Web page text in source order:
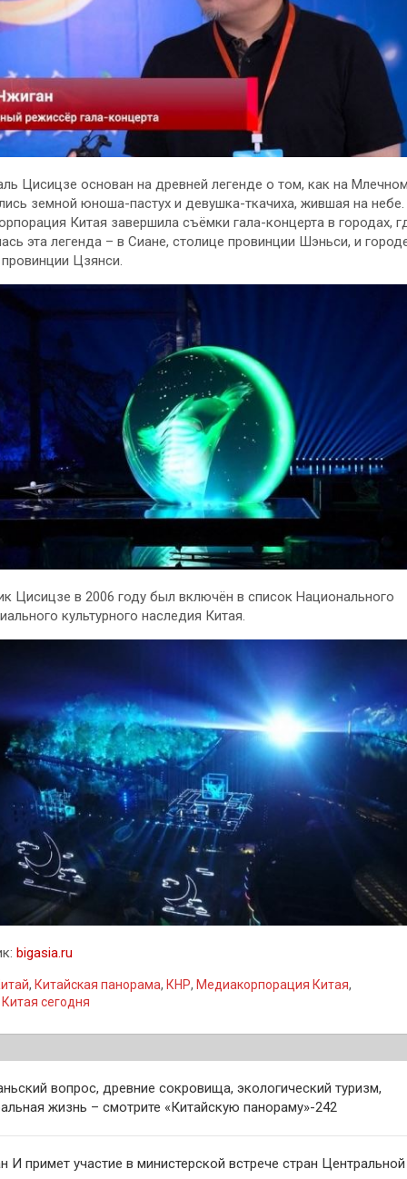
Цисицзе основан на древней легенде о том, как на
земной юноша-пастух и девушка-ткачиха, жившая на небе.
Китая завершила съёмки гала-концерта в городах,
эта легенда – в Сиане, столице провинции Шэньси, и
Цзянси.
Цисицзе в 2006 году был включён в список Национального
культурного наследия Китая.
bigasia.ru
, Китайская панорама, КНР, Медиакорпорация Китая,
сегодня
вопрос, древние сокровища, экологический туризм,
жизнь – смотрите «Китайскую панораму»-242
И примет участие в министерской встрече стран